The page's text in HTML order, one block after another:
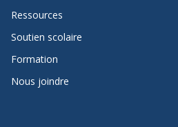
Ressources
Soutien scolaire
Formation
Nous joindre